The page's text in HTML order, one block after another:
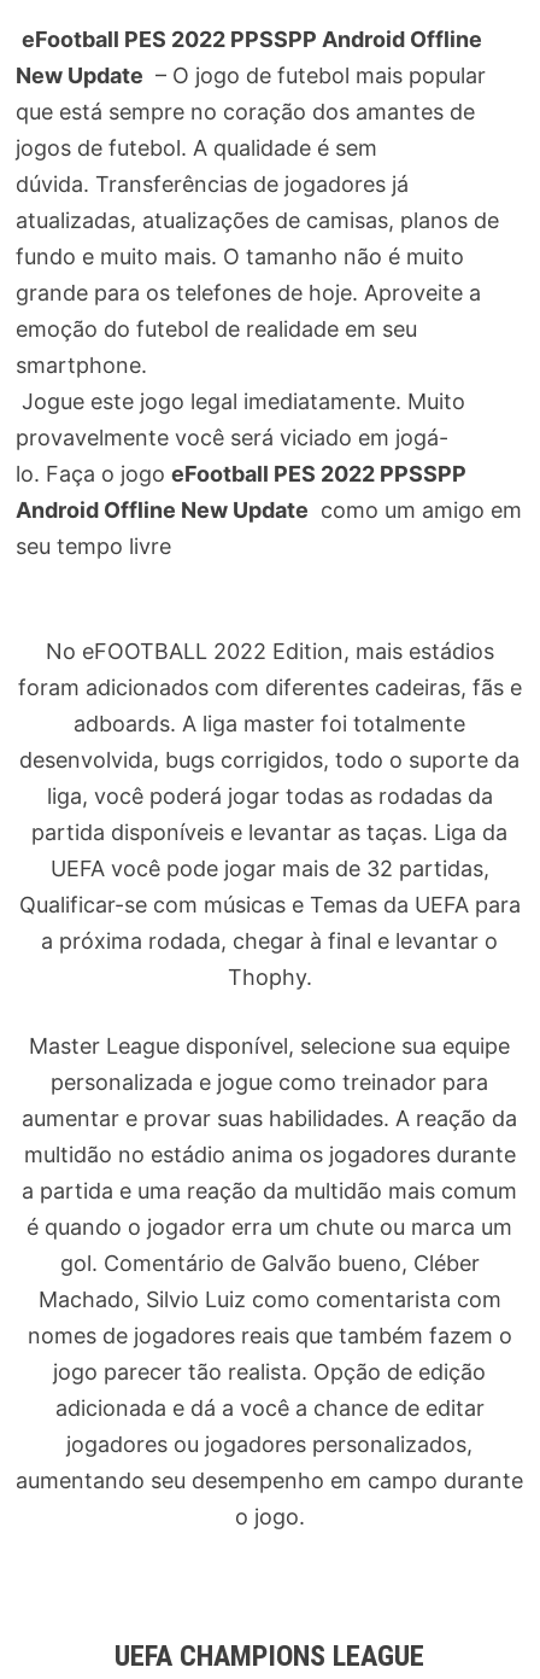
eFootball PES 2022 PPSSPP Android Offline
New Update – O jogo de futebol mais popular
que está sempre no coração dos amantes de
jogos de futebol. A qualidade é sem
dúvida. Transferências de jogadores já
atualizadas, atualizações de camisas, planos de
fundo e muito mais. O tamanho não é muito
grande para os telefones de hoje. Aproveite a
emoção do futebol de realidade em seu
smartphone.
Jogue este jogo legal imediatamente. Muito
provavelmente você será viciado em jogá-
lo. Faça o jogo eFootball PES 2022 PPSSPP
Android Offline New Update como um amigo em
seu tempo livre
No eFOOTBALL 2022 Edition, mais estádios
foram adicionados com diferentes cadeiras, fãs e
adboards. A liga master foi totalmente
desenvolvida, bugs corrigidos, todo o suporte da
liga, você poderá jogar todas as rodadas da
partida disponíveis e levantar as taças. Liga da
UEFA você pode jogar mais de 32 partidas,
Qualificar-se com músicas e Temas da UEFA para
a próxima rodada, chegar à final e levantar o
Thophy.
Master League disponível, selecione sua equipe
personalizada e jogue como treinador para
aumentar e provar suas habilidades. A reação da
multidão no estádio anima os jogadores durante
a partida e uma reação da multidão mais comum
é quando o jogador erra um chute ou marca um
gol. Comentário de Galvão bueno, Cléber
Machado, Silvio Luiz como comentarista com
nomes de jogadores reais que também fazem o
jogo parecer tão realista. Opção de edição
adicionada e dá a você a chance de editar
jogadores ou jogadores personalizados,
aumentando seu desempenho em campo durante
o jogo.
UEFA CHAMPIONS LEAGUE